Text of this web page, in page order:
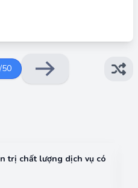
/50
trị chất lượng dịch vụ có